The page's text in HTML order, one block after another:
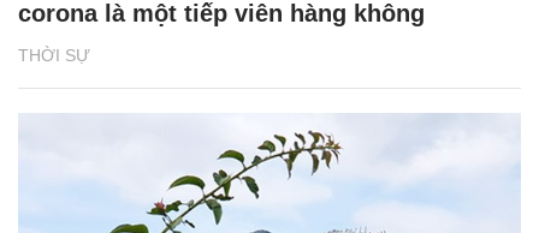
THỜI SỰ
corona là một tiếp viên hàng không